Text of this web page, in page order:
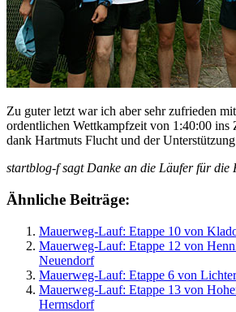
Zu guter letzt war ich aber sehr zufrieden
ordentlichen Wettkampfzeit von 1:40:00 ins
dank Hartmuts Flucht und der
startblog-f sagt Danke an die Läufer für die
Ähnliche Beiträge:
Mauerweg-Lauf: Etappe 10 von
Mauerweg-Lauf: Etappe 12 von
Neuendorf
Mauerweg-Lauf: Etappe 6 von
Mauerweg-Lauf: Etappe 13 von
Hermsdorf